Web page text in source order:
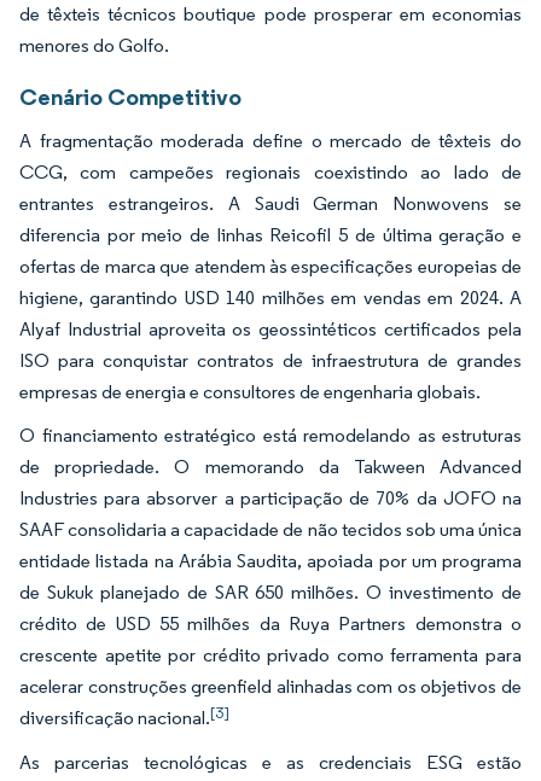
de têxteis técnicos boutique pode prosperar em economias
menores do Golfo.
Cenário Competitivo
A fragmentação moderada define o mercado de têxteis do
CCG, com campeões regionais coexistindo ao lado de
entrantes estrangeiros. A Saudi German Nonwovens se
diferencia por meio de linhas Reicofil 5 de última geração e
ofertas de marca que atendem às especificações europeias de
higiene, garantindo USD 140 milhões em vendas em 2024. A
Alyaf Industrial aproveita os geossintéticos certificados pela
ISO para conquistar contratos de infraestrutura de grandes
empresas de energia e consultores de engenharia globais.
O financiamento estratégico está remodelando as estruturas
de propriedade. O memorando da Takween Advanced
Industries para absorver a participação de 70% da JOFO na
SAAF consolidaria a capacidade de não tecidos sob uma única
entidade listada na Arábia Saudita, apoiada por um programa
de Sukuk planejado de SAR 650 milhões. O investimento de
crédito de USD 55 milhões da Ruya Partners demonstra o
crescente apetite por crédito privado como ferramenta para
acelerar construções greenfield alinhadas com os objetivos de
diversificação nacional.[3]
As parcerias tecnológicas e as credenciais ESG estão